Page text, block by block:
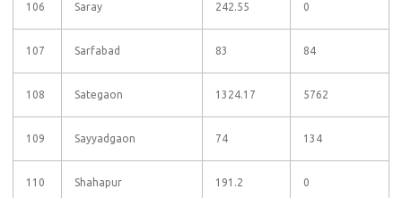
106 Saray 242.55 0
107 Sarfabad 83 84
108 Sategaon 1324.17 5762
109 Sayyadgaon 74 134
110 Shahapur 191.2 0